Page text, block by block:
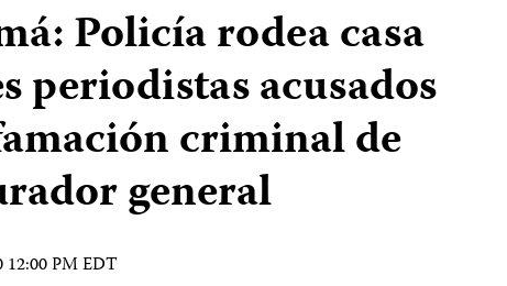
Policía rodea casa
periodistas acusados
criminal de
general
12:00 PM EDT